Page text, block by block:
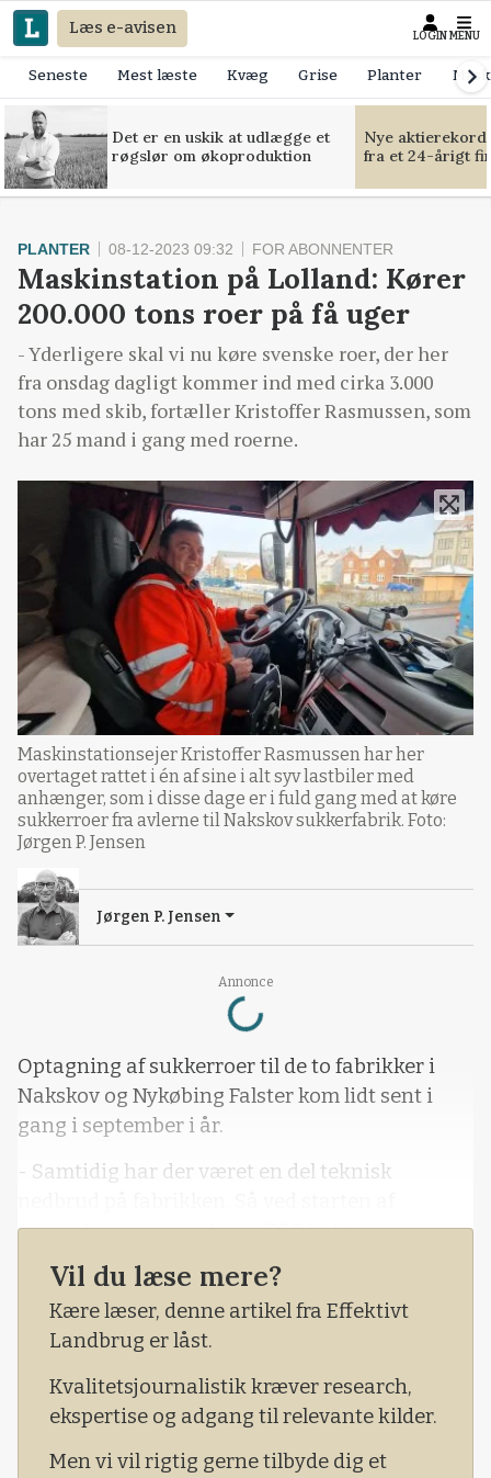
Læs e-avisen LOGIN MENU
Seneste Mest læste Kvæg Grise Planter
Det er en uskik at udlægge et
røgslør om økoproduktion
Nye
fra et 24-årigt
Annonce
Loading...
PLANTER 08-12-2023 09:32 FOR ABONNENTER
Maskinstation på Lolland: Kører
200.000 tons roer på få uger
- Yderligere skal vi nu køre svenske roer, der her
fra onsdag dagligt kommer ind med cirka 3.000
tons med skib, fortæller Kristoffer Rasmussen, som
har 25 mand i gang med roerne.
Maskinstationsejer Kristoffer Rasmussen har her
overtaget rattet i én af sine i alt syv lastbiler med
anhænger, som i disse dage er i fuld gang med at køre
sukkerroer fra avlerne til Nakskov sukkerfabrik. Foto:
Jørgen P. Jensen
Jørgen P. Jensen
Optagning af sukkerroer til de to fabrikker i
Nakskov og Nykøbing Falster kom lidt sent i
gang i september i år.
- Samtidig har der været en del teknisk
november var vi omkring 300 hektar roer
bagud i forhold til planen, fortæller Kristoffer
Rasmussen, der ejer Halsted Maskinstation på
Vestlolland, mens han kører i én af sine i alt syv
lastbiler på vej med endnu et læs roer til
fabrikken i Nakskov.
Vil du læse mere?
Kære læser, denne artikel fra Effektivt
Landbrug er låst.
Kvalitetsjournalistik kræver research,
ekspertise og adgang til relevante kilder.
Men vi vil rigtig gerne tilbyde dig et